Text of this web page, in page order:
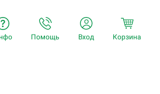
Помощь Вход Корзина